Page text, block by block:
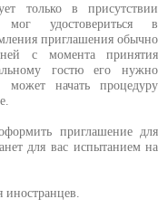
только в присутствии
удостовериться в
приглашения обычно
с момента принятия
гостю его нужно
начать процедуру
приглашение для
для вас испытанием на